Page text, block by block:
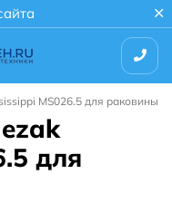
MS026.5 для раковины
для